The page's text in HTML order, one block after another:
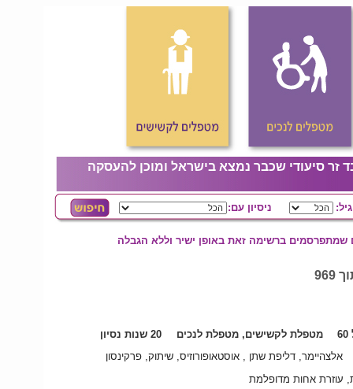
זר סיעודי שכבר נמצא בישראל ומוכן להעסקה
גיל: ניסיון עם:
שמתפרסמים ברשימה זאת באופן ישיר וללא הגבלה
מטפלת לקשישים, מטפלת לנכים
20 שנות נסיון
אלצהיימר, דליפת שתן , אוסטאופורוזיס, שיתוק, פרקינסון
עוזרת אחות מדופלמת